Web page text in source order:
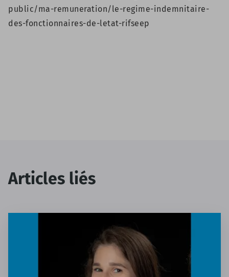
public/ma-remuneration/le-regime-indemnitaire-
des-fonctionnaires-de-letat-rifseep
Articles liés